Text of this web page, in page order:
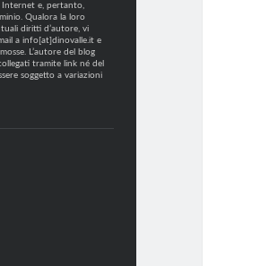
e, pertanto,
Qualora la loro
diritti d’autore, vi
a info[at]dinovalle.it e
L’autore del blog
tramite link né del
soggetto a variazioni